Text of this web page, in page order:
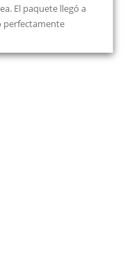
El paquete llegó a
perfectamente